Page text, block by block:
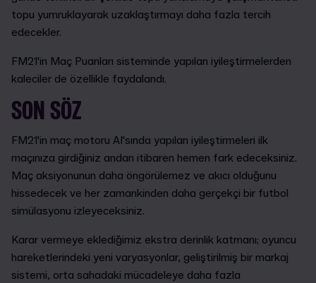
topu yumruklayarak uzaklaştırmayı daha fazla tercih
edecekler.
FM21'in Maç Puanları sisteminde yapılan iyileştirmelerden
kaleciler de özellikle faydalandı.
SON SÖZ
FM21'in maç motoru AI'sında yapılan iyileştirmeleri ilk
maçınıza girdiğiniz andan itibaren hemen fark edeceksiniz.
Maç aksiyonunun daha öngörülemez ve akıcı olduğunu
hissedecek ve her zamankinden daha gerçekçi bir futbol
simülasyonu izleyeceksiniz.
Karar vermeye eklediğimiz ekstra derinlik katmanı; oyuncu
hareketlerindeki yeni varyasyonlar, geliştirilmiş bir markaj
sistemi, orta sahadaki mücadeleye daha fazla